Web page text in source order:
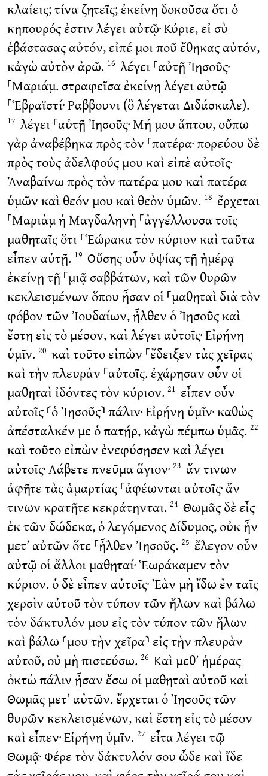
κλαίεις; τίνα ζητεῖς; ἐκείνη δοκοῦσα ὅτι ὁ
κηπουρός ἐστιν λέγει αὐτῷ· Κύριε, εἰ σὺ
ἐβάστασας αὐτόν, εἰπέ μοι ποῦ ἔθηκας αὐτόν,
κἀγὼ αὐτὸν ἀρῶ. 16 λέγει ⸀αὐτῇ Ἰησοῦς·
⸀Μαριάμ. στραφεῖσα ἐκείνη λέγει αὐτῷ
⸀Ἑβραϊστί· Ραββουνι (ὃ λέγεται Διδάσκαλε).
17 λέγει ⸀αὐτῇ Ἰησοῦς· Μή μου ἅπτου, οὔπω
γὰρ ἀναβέβηκα πρὸς τὸν ⸀πατέρα· πορεύου δὲ
πρὸς τοὺς ἀδελφούς μου καὶ εἰπὲ αὐτοῖς·
Ἀναβαίνω πρὸς τὸν πατέρα μου καὶ πατέρα
ὑμῶν καὶ θεόν μου καὶ θεὸν ὑμῶν. 18 ἔρχεται
⸀Μαριὰμ ἡ Μαγδαληνὴ ⸀ἀγγέλλουσα τοῖς
μαθηταῖς ὅτι ⸀Ἑώρακα τὸν κύριον καὶ ταῦτα
εἶπεν αὐτῇ. 19 Οὔσης οὖν ὀψίας τῇ ἡμέρᾳ
ἐκείνῃ τῇ ⸀μιᾷ σαββάτων, καὶ τῶν θυρῶν
κεκλεισμένων ὅπου ἦσαν οἱ ⸀μαθηταὶ διὰ τὸν
φόβον τῶν Ἰουδαίων, ἦλθεν ὁ Ἰησοῦς καὶ
ἔστη εἰς τὸ μέσον, καὶ λέγει αὐτοῖς· Εἰρήνη
ὑμῖν. 20 καὶ τοῦτο εἰπὼν ⸀ἔδειξεν τὰς χεῖρας
καὶ τὴν πλευρὰν ⸀αὐτοῖς. ἐχάρησαν οὖν οἱ
μαθηταὶ ἰδόντες τὸν κύριον. 21 εἶπεν οὖν
αὐτοῖς ⸂ὁ Ἰησοῦς⸃ πάλιν· Εἰρήνη ὑμῖν· καθὼς
ἀπέσταλκέν με ὁ πατήρ, κἀγὼ πέμπω ὑμᾶς. 22
καὶ τοῦτο εἰπὼν ἐνεφύσησεν καὶ λέγει
αὐτοῖς· Λάβετε πνεῦμα ἅγιον· 23 ἄν τινων
ἀφῆτε τὰς ἁμαρτίας ⸀ἀφέωνται αὐτοῖς· ἄν
τινων κρατῆτε κεκράτηνται. 24 Θωμᾶς δὲ εἷς
ἐκ τῶν δώδεκα, ὁ λεγόμενος Δίδυμος, οὐκ ἦν
μετ’ αὐτῶν ὅτε ⸀ἦλθεν Ἰησοῦς. 25 ἔλεγον οὖν
αὐτῷ οἱ ἄλλοι μαθηταί· Ἑωράκαμεν τὸν
κύριον. ὁ δὲ εἶπεν αὐτοῖς· Ἐὰν μὴ ἴδω ἐν ταῖς
χερσὶν αὐτοῦ τὸν τύπον τῶν ἥλων καὶ βάλω
τὸν δάκτυλόν μου εἰς τὸν τύπον τῶν ἥλων
καὶ βάλω ⸂μου τὴν χεῖρα⸃ εἰς τὴν πλευρὰν
αὐτοῦ, οὐ μὴ πιστεύσω. 26 Καὶ μεθ’ ἡμέρας
ὀκτὼ πάλιν ἦσαν ἔσω οἱ μαθηταὶ αὐτοῦ καὶ
Θωμᾶς μετ’ αὐτῶν. ἔρχεται ὁ Ἰησοῦς τῶν
θυρῶν κεκλεισμένων, καὶ ἔστη εἰς τὸ μέσον
καὶ εἶπεν· Εἰρήνη ὑμῖν. 27 εἶτα λέγει τῷ
Θωμᾷ· Φέρε τὸν δάκτυλόν σου ὧδε καὶ ἴδε